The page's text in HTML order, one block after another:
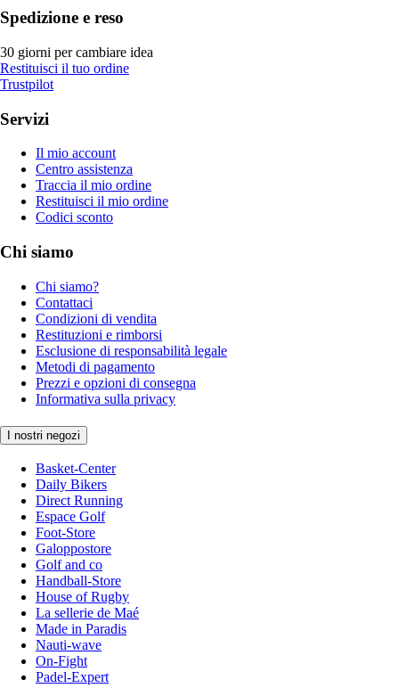
Spedizione e reso
30 giorni per cambiare idea
Restituisci il tuo ordine
Trustpilot
Servizi
Il mio account
Centro assistenza
Traccia il mio ordine
Restituisci il mio ordine
Codici sconto
Chi siamo
Chi siamo?
Contattaci
Condizioni di vendita
Restituzioni e rimborsi
Esclusione di responsabilità legale
Metodi di pagamento
Prezzi e opzioni di consegna
Informativa sulla privacy
I nostri negozi
Basket-Center
Daily Bikers
Direct Running
Espace Golf
Foot-Store
Galoppostore
Golf and co
Handball-Store
House of Rugby
La sellerie de Maé
Made in Paradis
Nauti-wave
On-Fight
Padel-Expert